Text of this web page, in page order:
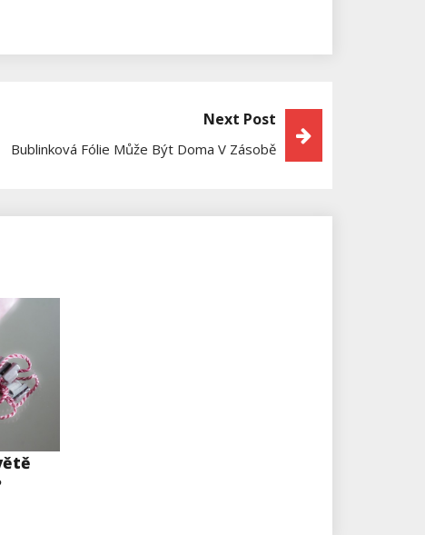
Next Post
Bublinková Fólie Může Být Doma V Zásobě